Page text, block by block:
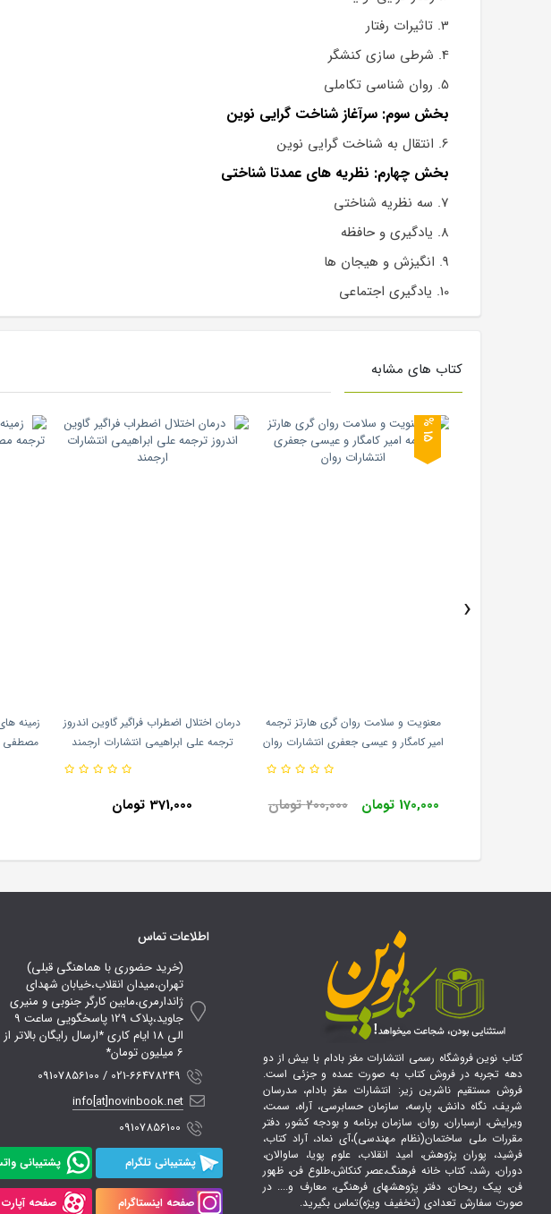
3. تاثیرات رفتار
4. شرطی سازی کنشگر
5. روان شناسی تکاملی
بخش سوم: سرآغاز شناخت گرایی نوین
6. انتقال به شناخت گرایی نوین
بخش چهارم: نظریه های عمدتا شناختی
7. سه نظریه شناختی
8. یادگیری و حافظه
9. انگیزش و هیجان ها
10. یادگیری اجتماعی
کتاب های مشابه
معنویت و سلامت روان گری هارتز ترجمه
امیر کامگار و عیسی جعفری انتشارات روان
170,000 تومان 200,000 تومان
1
5
%
درمان اختلال اضطراب فراگیر گاوین اندروز
ترجمه علی ابراهیمی انتشارات ارجمند
371,000 تومان
زمینه
مصطفی
›
کتاب نوین فروشگاه رسمی انتشارات مغز بادام با بیش از دو
دهه تجربه در فروش کتاب به صورت عمده و جزئی است.
فروش مستقیم ناشرین زیر: انتشارات مغز بادام، مدرسان
شریف، نگاه دانش، پارسه، سازمان حسابرسی، آراه، سمت،
ویرایش، ارسباران، روان، سازمان برنامه و بودجه کشور، دفتر
مقررات ملی ساختمان(نظام مهندسی)،آی نماد، آراد کتاب،
فرشید، پوران پژوهش، امید انقلاب، علوم پویا، ساوالان،
دوران، رشد، کتاب خانه فرهنگ،عصر کنکاش،طلوع فن، ظهور
فن، پیک ریحان، دفتر پژوهشهای فرهنگی، معارف و.... در
صورت سفارش تعدادی (تخفیف ویژه)تماس بگیرید.
اطلاعات تماس
(خرید حضوری با هماهنگی قبلی)
تهران،میدان انقلاب،خیابان شهدای
ژاندارمری،مابین کارگر جنوبی و منیری
جاوید،پلاک 129 پاسخگویی ساعت 9
الی 18 ایام کاری *ارسال رایگان بالاتر از
6 میلیون تومان*
021-66478249 / 09107856100
info[at]novinbook.net
09107856100
پشتیبانی تلگرام پشتیبانی
صفحه اینستاگرام صفحه آپارت